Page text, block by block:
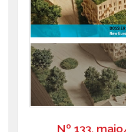
Nº 133,